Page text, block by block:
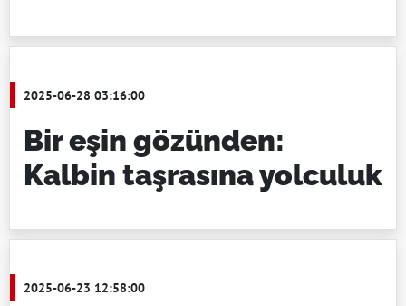
2025-06-28 03:16:00
Bir eşin gözünden:
Kalbin taşrasına yolculuk
2025-06-23 12:58:00